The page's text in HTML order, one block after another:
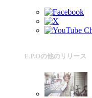
E.P.Oの他のリリース